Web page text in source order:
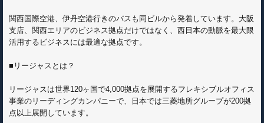
関西国際空港、伊丹空港行きのバスも同ビルから発着しています。大阪
支店、関西エリアのビジネス拠点だけではなく、西日本の動脈を最大限
活用するビジネスには最適な拠点です。
■リージャスとは？
リージャスは世界120ヶ国で4,000拠点を展開するフレキシブルオフィス
事業のリーディングカンパニーで、日本では三菱地所グループが200拠
点以上展開しています。